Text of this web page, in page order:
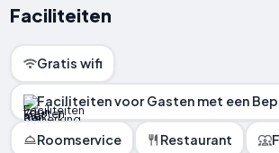
Faciliteiten
Gratis wifi
Faciliteiten voor Gasten met een
Roomservice Restaurant